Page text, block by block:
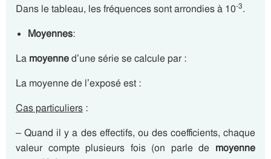
Dans le tableau, les fréquences sont arrondies à 10-3.
Moyennes:
La moyenned’une série se calcule par :
La moyenne de l’exposé est :
Cas particuliers :
– Quand il y a des effectifs, ou des coefficients, chaque
valeur compte plusieurs fois (on parle de moyenne